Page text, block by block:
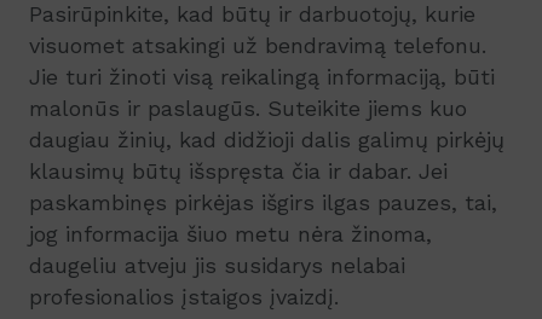
Pasirūpinkite, kad būtų ir darbuotojų, kurie
visuomet atsakingi už bendravimą telefonu.
Jie turi žinoti visą reikalingą informaciją, būti
malonūs ir paslaugūs. Suteikite jiems kuo
daugiau žinių, kad didžioji dalis galimų pirkėjų
klausimų būtų išspręsta čia ir dabar. Jei
paskambinęs pirkėjas išgirs ilgas pauzes, tai,
jog informacija šiuo metu nėra žinoma,
daugeliu atveju jis susidarys nelabai
profesionalios įstaigos įvaizdį.